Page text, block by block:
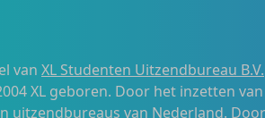
van XL Studenten Uitzendbureau B.V.
XL geboren. Door het inzetten
uitzendbureaus van Nederland.